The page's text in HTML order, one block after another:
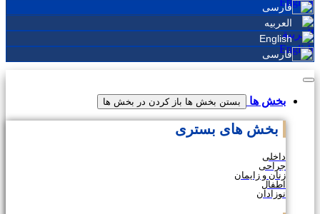
فارسی
العربیه
English
فارسی
بخش ها بستن بخش ها باز کردن در بخش ها
بخش های بستری
داخلی
جراحی
زنان و زایمان
اطفال
نوزادان